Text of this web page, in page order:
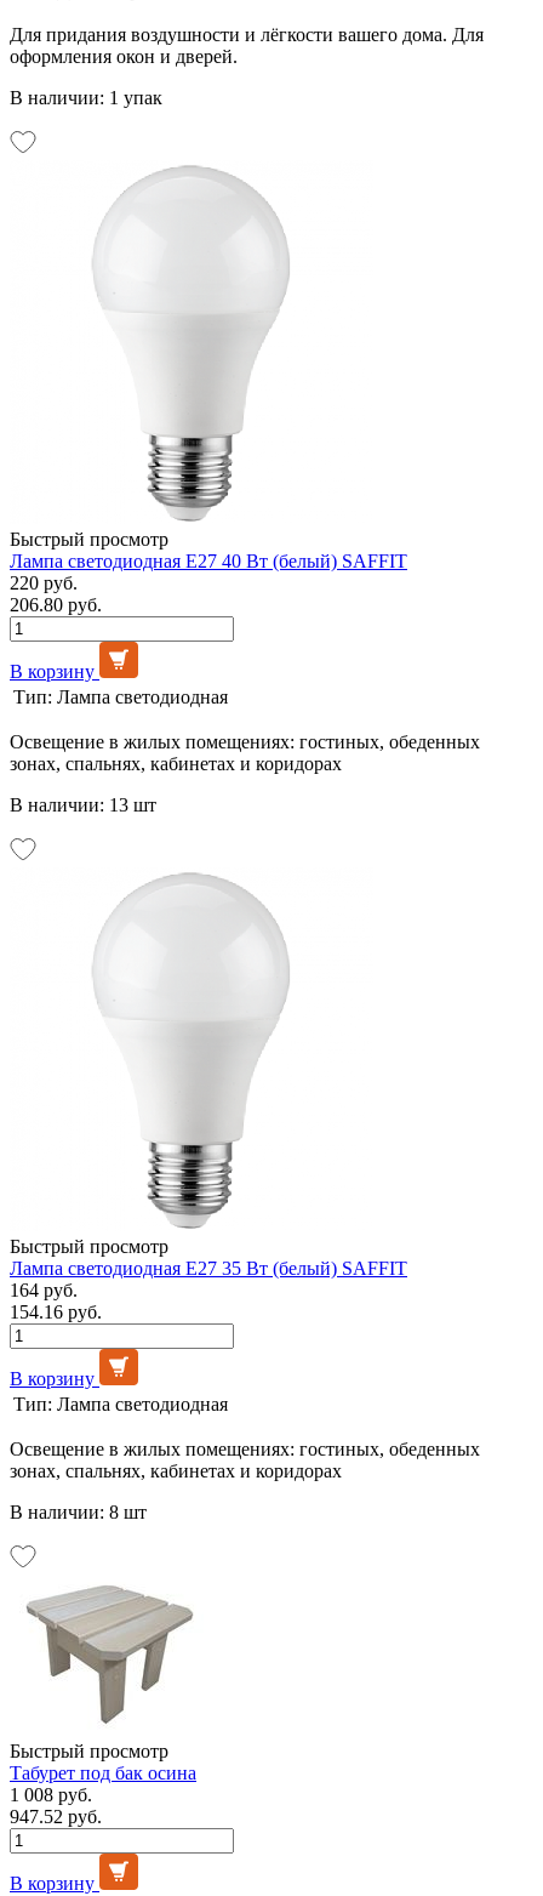
Для придания воздушности и лёгкости вашего дома. Для
оформления окон и дверей.
В наличии: 1 упак
Быстрый просмотр
Лампа светодиодная Е27 40 Вт (белый) SAFFIT
220 руб.
206.80 руб.
В корзину
Тип: Лампа светодиодная
Освещение в жилых помещениях: гостиных, обеденных
зонах, спальнях, кабинетах и коридорах
В наличии: 13 шт
Быстрый просмотр
Лампа светодиодная Е27 35 Вт (белый) SAFFIT
164 руб.
154.16 руб.
В корзину
Тип: Лампа светодиодная
Освещение в жилых помещениях: гостиных, обеденных
зонах, спальнях, кабинетах и коридорах
В наличии: 8 шт
Быстрый просмотр
Табурет под бак осина
1 008 руб.
947.52 руб.
В корзину